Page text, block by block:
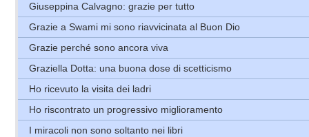
Giuseppina Calvagno: grazie per tutto
Grazie a Swami mi sono riavvicinata al Buon Dio
Grazie perché sono ancora viva
Graziella Dotta: una buona dose di scetticismo
Ho ricevuto la visita dei ladri
Ho riscontrato un progressivo miglioramento
I miracoli non sono soltanto nei libri